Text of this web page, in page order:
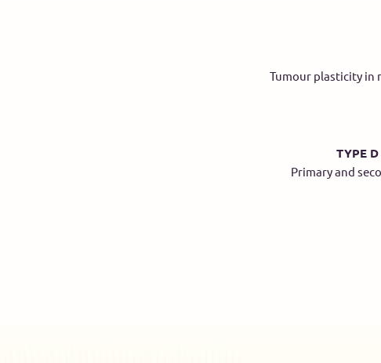
Tumour plasticity in
TYPE
Primary and